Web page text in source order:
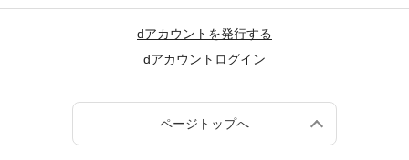
dアカウントを発行する
dアカウントログイン
ページトップへ